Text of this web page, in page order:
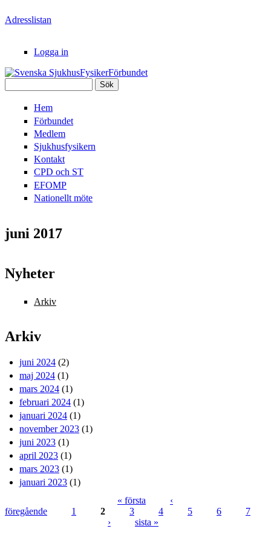
Adresslistan
Logga in
SjukhusFysikerFörbundet
Hem
Förbundet
Medlem
Sjukhusfysikern
Kontakt
CPD och ST
EFOMP
Nationellt möte
juni 2017
Nyheter
Arkiv
Arkiv
juni 2024 (2)
maj 2024 (1)
mars 2024 (1)
februari 2024 (1)
januari 2024 (1)
november 2023 (1)
juni 2023 (1)
april 2023 (1)
mars 2023 (1)
januari 2023 (1)
Sidor
« första
‹
föregående
1 2 3 4 5 6
7
›
sista »